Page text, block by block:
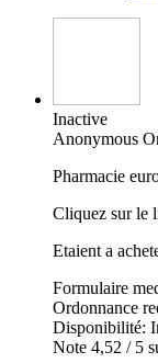
Inactive
Anonymous
Pharmacie
Cliquez sur le
Etaient a
Formulaire
Ordonnance
Disponibilité:
Note 4,52 / 5